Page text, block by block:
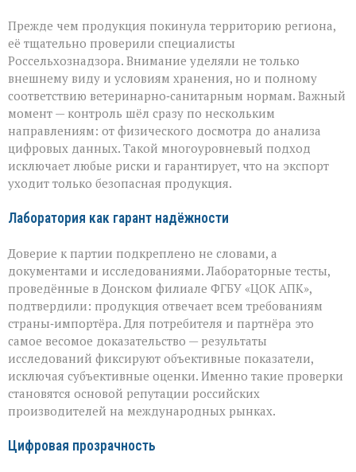
Прежде чем продукция покинула территорию региона,
её тщательно проверили специалисты
Россельхознадзора. Внимание уделяли не только
внешнему виду и условиям хранения, но и полному
соответствию ветеринарно‑санитарным нормам. Важный
момент — контроль шёл сразу по нескольким
направлениям: от физического досмотра до анализа
цифровых данных. Такой многоуровневый подход
исключает любые риски и гарантирует, что на экспорт
уходит только безопасная продукция.
Лаборатория как гарант надёжности
Доверие к партии подкреплено не словами, а
документами и исследованиями. Лабораторные тесты,
проведённые в Донском филиале ФГБУ «ЦОК АПК»,
подтвердили: продукция отвечает всем требованиям
страны‑импортёра. Для потребителя и партнёра это
самое весомое доказательство — результаты
исследований фиксируют объективные показатели,
исключая субъективные оценки. Именно такие проверки
становятся основой репутации российских
производителей на международных рынках.
Цифровая прозрачность